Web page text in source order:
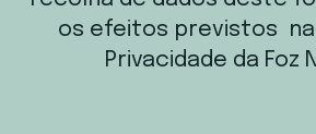
os efeitos previstos na
Privacidade da Foz